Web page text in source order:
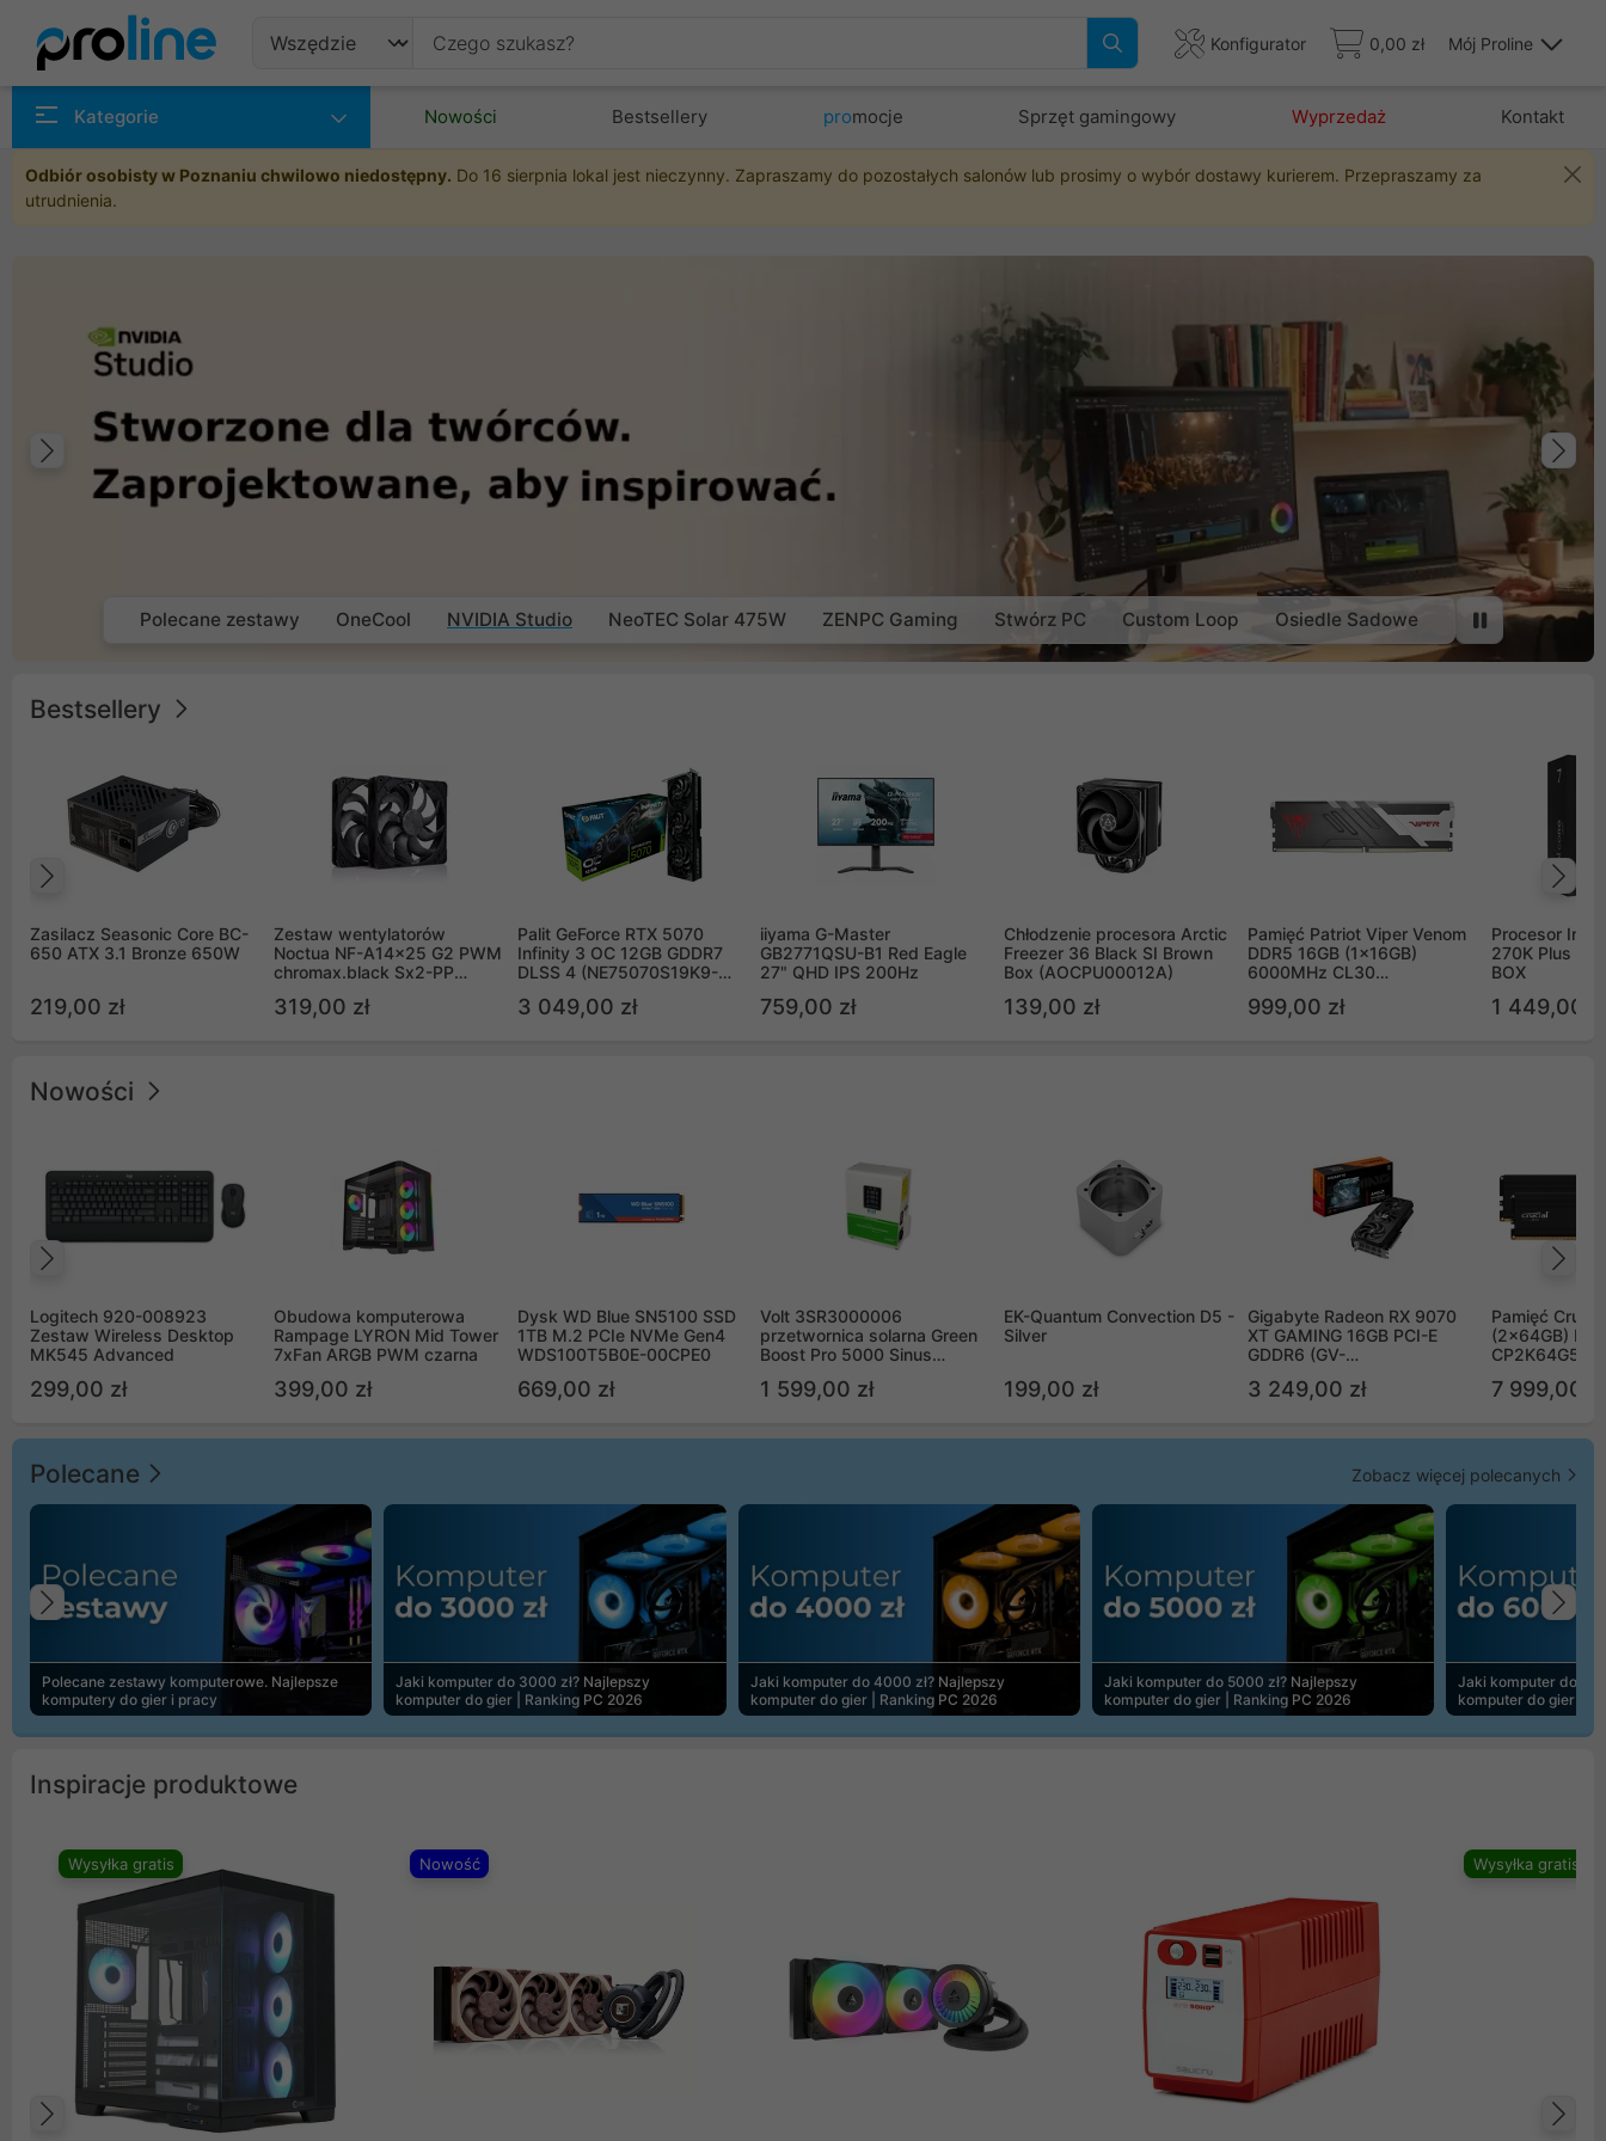
Konfigurator 0,00 zł Mój Proline
Kategorie Nowości Bestsellery promocje Sprzęt gamingowy Wyprzedaż Kontakt
Odbiór osobisty w Poznaniu chwilowo niedostępny. Do 16 sierpnia lokal jest nieczynny. Zapraszamy do pozostałych salonów lub prosimy o wybór dostawy kurierem. Przepraszamy za
utrudnienia.
Poprzedni
Polecane zestawy OneCool NVIDIA Studio NeoTEC Solar 475W ZENPC Gaming Stwórz PC Custom Loop Osiedle Sadowe
Bestsellery
Zasilacz Seasonic Core BC-
650 ATX 3.1 Bronze 650W
219,00 zł
Zestaw wentylatorów
Noctua NF-A14x25 G2 PWM
chromax.black Sx2-PP
(2szt)
319,00 zł
Palit GeForce RTX 5070
Infinity 3 OC 12GB GDDR7
DLSS 4 (NE75070S19K9-
3 049,00 zł
iiyama G-Master
GB2771QSU-B1 Red Eagle
27" QHD IPS 200Hz
759,00 zł
Chłodzenie procesora Arctic
Freezer 36 Black SI Brown
Box (AOCPU00012A)
139,00 zł
Pamięć Patriot Viper Venom
DDR5 16GB (1x16GB)
6000MHz CL30
999,00 zł
Procesor Intel
270K Plus
BOX
1 449,00 zł
Nowości
Logitech 920-008923
Zestaw Wireless Desktop
MK545 Advanced
299,00 zł
Obudowa komputerowa
Rampage LYRON Mid Tower
7xFan ARGB PWM czarna
399,00 zł
Dysk WD Blue SN5100 SSD
1TB M.2 PCIe NVMe Gen4
WDS100T5B0E-00CPE0
669,00 zł
Volt 3SR3000006
przetwornica solarna Green
Boost Pro 5000 Sinus
1 599,00 zł
EK-Quantum Convection D5 -
Silver
199,00 zł
Gigabyte Radeon RX 9070
XT GAMING 16GB PCI-E
GDDR6 (GV-
3 249,00 zł
Pamięć
(2x64GB)
7 999,00 zł
Polecane Zobacz więcej polecanych
Polecane zestawy komputerowe. Najlepsze
komputery do gier i pracy
Jaki komputer do 3000 zł? Najlepszy
komputer do gier | Ranking PC 2026
Jaki komputer do 4000 zł? Najlepszy
komputer do gier | Ranking PC 2026
Jaki komputer do 5000 zł? Najlepszy
komputer do gier | Ranking PC 2026
Jaki komputer do
komputer do gier |
Poprzedni
Inspiracje produktowe
Wysyłka gratis Nowość Wysyłka gratis